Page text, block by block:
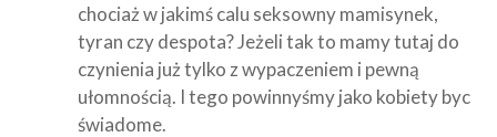
chociaż w jakimś calu seksowny mamisynek,
tyran czy despota? Jeżeli tak to mamy tutaj do
czynienia już tylko z wypaczeniem i pewną
ułomnością. I tego powinnyśmy jako kobiety byc
świadome.